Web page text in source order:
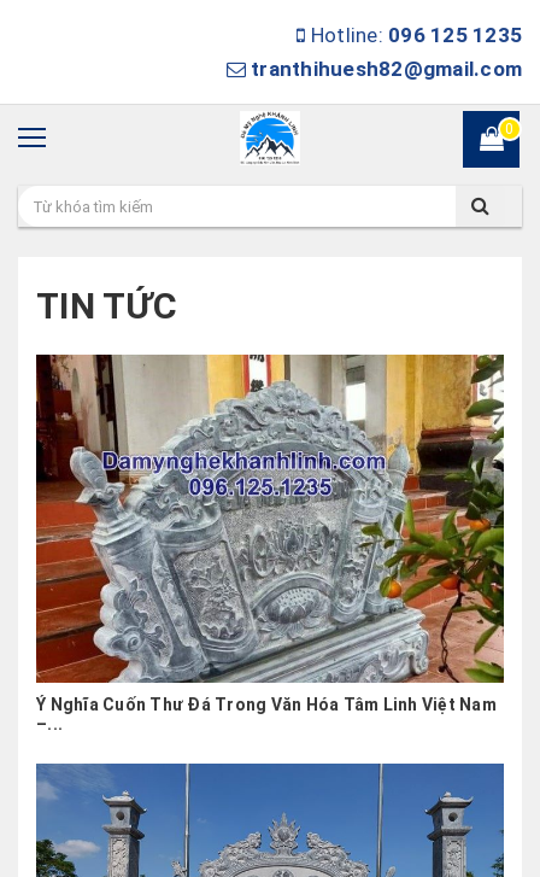
Hotline: 096 125 1235
tranthihuesh82@gmail.com
0
TIN TỨC
Ý Nghĩa Cuốn Thư Đá Trong Văn Hóa Tâm Linh Việt Nam
–...